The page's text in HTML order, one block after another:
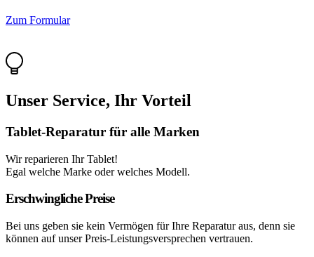
Zum Formular
Unser Service, Ihr Vorteil
Tablet-Reparatur für alle Marken
Wir reparieren Ihr Tablet!
Egal welche Marke oder welches Modell.
Erschwingliche Preise
Bei uns geben sie kein Vermögen für Ihre Reparatur aus, denn sie
können auf unser Preis-Leistungsversprechen vertrauen.